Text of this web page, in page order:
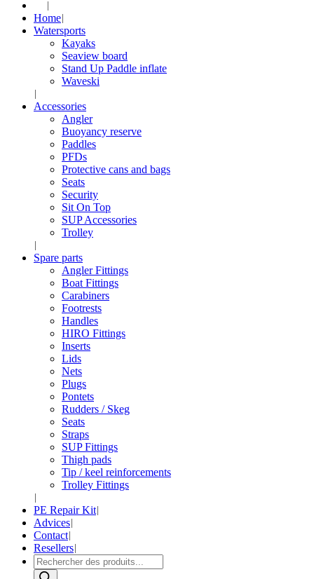
Home
Watersports
Kayaks
Seaview board
Stand Up Paddle inflate
Waveski
Accessories
Angler
Buoyancy reserve
Paddles
PFDs
Protective cans and bags
Seats
Security
Sit On Top
SUP Accessories
Trolley
Spare parts
Angler Fittings
Boat Fittings
Carabiners
Footrests
Handles
HIRO Fittings
Inserts
Lids
Nets
Plugs
Pontets
Rudders / Skeg
Seats
Straps
SUP Fittings
Thigh pads
Tip / keel reinforcements
Trolley Fittings
PE Repair Kit
Advices
Contact
Resellers
Products
search